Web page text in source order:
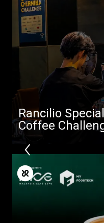
Rancilio
Coffee
Toutes
Produits
Nouvelles
Télécharger
Plus de